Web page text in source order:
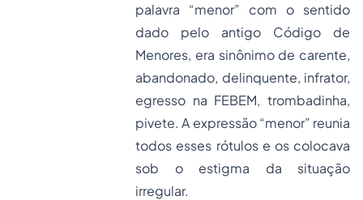
palavra “menor” com o sentido
dado pelo antigo Código de
Menores, era sinônimo de carente,
abandonado, delinquente, infrator,
egresso na FEBEM, trombadinha,
pivete. A expressão “menor” reunia
todos esses rótulos e os colocava
sob o estigma da situação
irregular.